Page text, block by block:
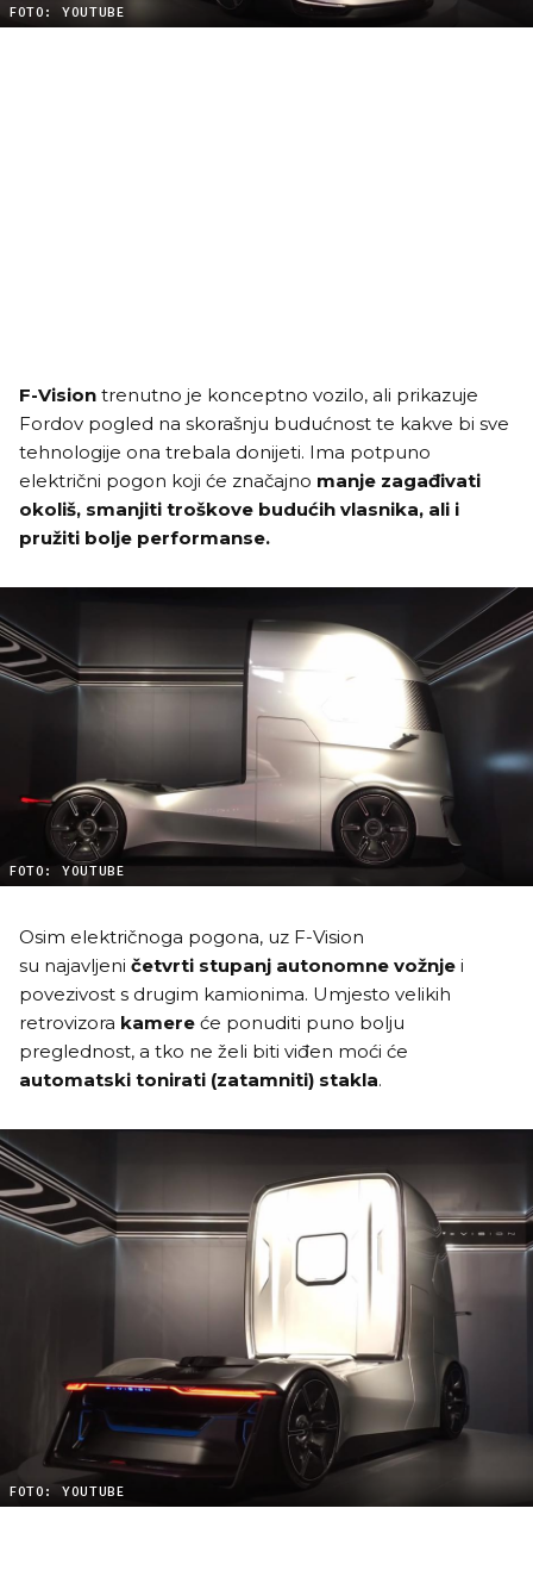
FOTO: YOUTUBE
F-Vision trenutno je konceptno vozilo, ali prikazuje
Fordov pogled na skorašnju budućnost te kakve bi sve
tehnologije ona trebala donijeti. Ima potpuno
električni pogon koji će značajno manje zagađivati
okoliš, smanjiti troškove budućih vlasnika, ali i
pružiti bolje performanse.
FOTO: YOUTUBE
Osim električnoga pogona, uz F-Vision
su najavljeni četvrti stupanj autonomne vožnje i
povezivost s drugim kamionima. Umjesto velikih
retrovizora kamere će ponuditi puno bolju
preglednost, a tko ne želi biti viđen moći će
automatski tonirati (zatamniti) stakla.
FOTO: YOUTUBE